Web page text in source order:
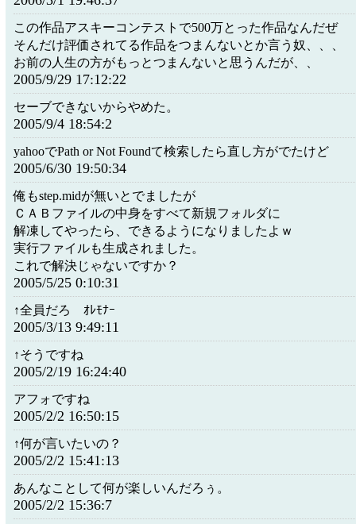
この作品アスキーコンテストで500万とった作品なんだぜ
そんだけ評価されてる作品をつまんないとか言う奴、、、
お前の人生の方がもっとつまんないと思うんだが、、
2005/9/29 17:12:22
セーブできないからやめた。
2005/9/4 18:54:2
yahooでPath or Not Foundて検索したら直し方がでたけど
2005/6/30 19:50:34
俺もstep.midが無いとでましたが
ＣＡＢファイルの中身をすべて新規フォルダに
解凍してやったら、できるようになりましたよｗ
実行ファイルも生成されました。
これで解決じゃないですか？
2005/5/25 0:10:31
↑全員だろ ｵﾚﾓﾅｰ
2005/3/13 9:49:11
↑そうですね
2005/2/19 16:24:40
アフォですね
2005/2/2 16:50:15
↑何が言いたいの？
2005/2/2 15:41:13
あんなことして何が楽しいんだろぅ。
2005/2/2 15:36:7